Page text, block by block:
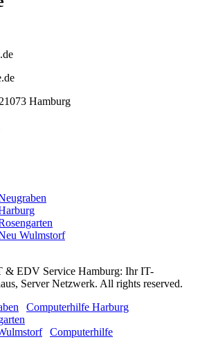
Hamburg
Wulmstorf
& EDV Service Hamburg: Ihr IT-
Server Netzwerk. All rights reserved.
Computerhilfe Harburg
| Computerhilfe